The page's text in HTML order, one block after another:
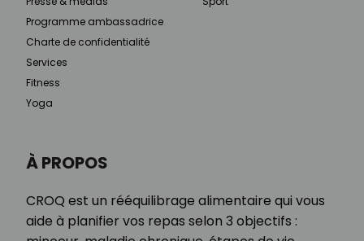
À PROPOS
CROQ est un rééquilibrage alimentaire qui vous
aide à planifier vos repas selon 3 objectifs :
Programme ambassadrice
Charte de confidentialité
Services
Fitness
Yoga